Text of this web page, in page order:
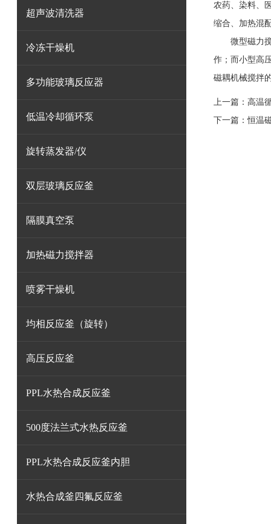
农药、染料、
缩合、加热混
微型磁力搅
作；而小型高
磁耦机械搅拌
上一篇： 高温
下一篇：恒温
超声波清洗器
冷冻干燥机
多功能玻璃反应器
低温冷却循环泵
旋转蒸发器/仪
双层玻璃反应釜
隔膜真空泵
加热磁力搅拌器
喷雾干燥机
均相反应釜（旋转）
高压反应釜
PPL水热合成反应釜
500度法兰式水热反应釜
PPL水热合成反应釜内胆
水热合成釜四氟反应釜